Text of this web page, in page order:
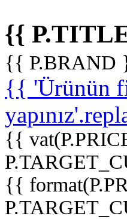
{{
{{ P.BRAND
{{ 'Ürünün
{{
{{